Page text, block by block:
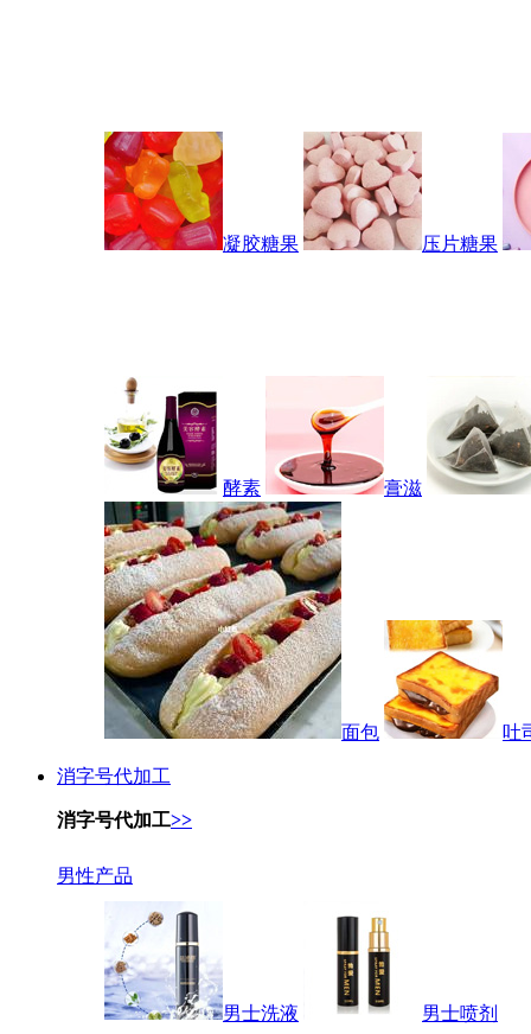
凝胶糖果 压片糖果
酵素 膏滋
面包 吐
消字号代加工
消字号代加工>>
男性产品
男士洗液 男士喷剂